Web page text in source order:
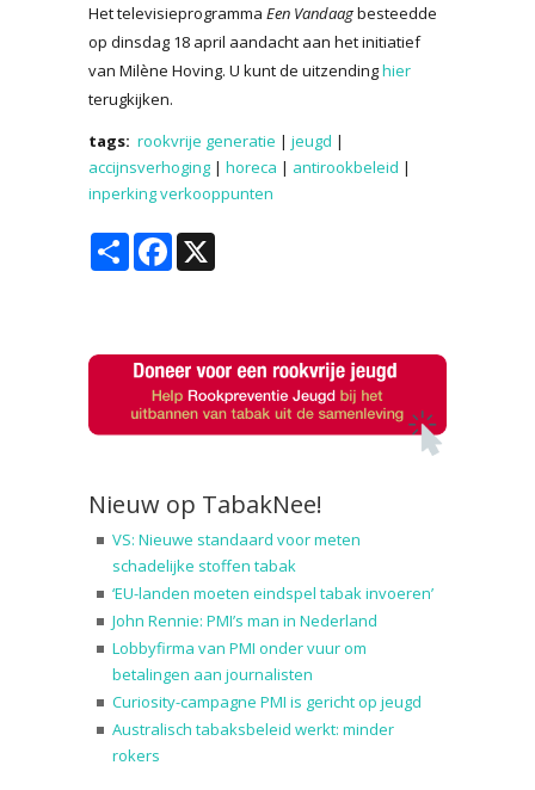
Het televisieprogramma Een Vandaagbesteedde
op dinsdag 18 april aandacht aan het initiatief
van Milène Hoving. U kunt de uitzendinghier
terugkijken.
tags: rookvrije generatie | jeugd |
accijnsverhoging | horeca | antirookbeleid |
inperking verkooppunten
Share Facebook
Nieuw op TabakNee!
VS: Nieuwe standaard voor meten
schadelijke stoffen tabak
‘EU-landen moeten eindspel tabak invoeren’
John Rennie: PMI’s man in Nederland
Lobbyfirma van PMI onder vuur om
betalingen aan journalisten
Curiosity-campagne PMI is gericht op jeugd
Australisch tabaksbeleid werkt: minder
rokers